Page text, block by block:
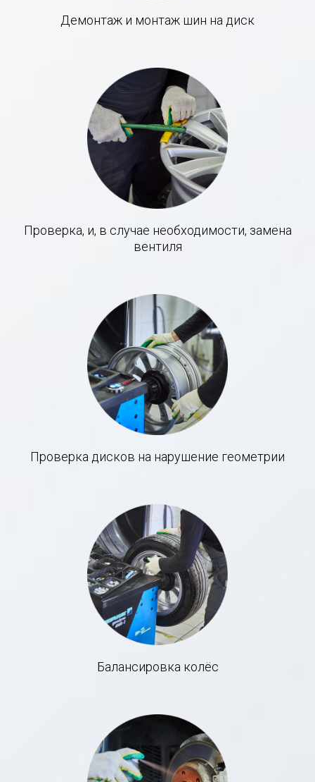
Демонтаж и монтаж шин на диск
Проверка, и, в случае необходимости, замена
вентиля
Проверка дисков на нарушение геометрии
Балансировка колёс